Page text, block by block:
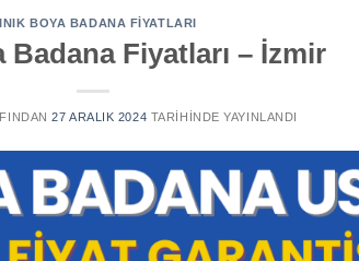
BOYA BADANA FIYATLARI
Badana Fiyatları – İzmir
27 ARALIK 2024 TARIHINDE YAYINLANDI